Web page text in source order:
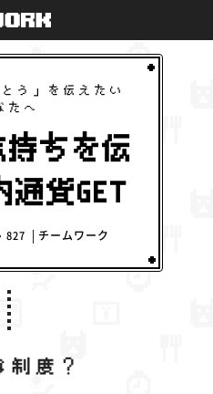
う」を伝えたい
たへ
ちを伝
貨GET
827 チームワーク